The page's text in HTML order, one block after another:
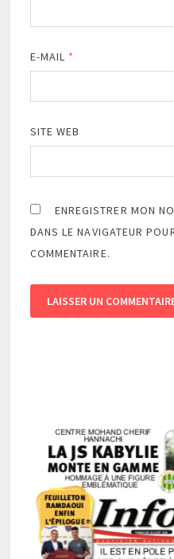
E-MAIL *
SITE WEB
ENREGISTRER MON
DANS LE NAVIGATEUR
COMMENTAIRE.